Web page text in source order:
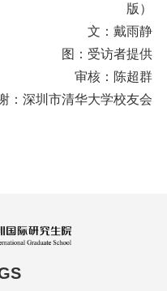
版）
文：戴雨静
图：受访者提供
审核：陈超群
：深圳市清华大学校友会